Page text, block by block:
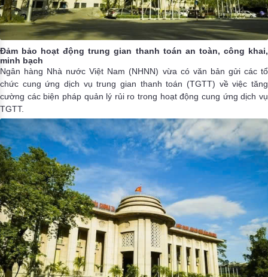
Đảm bảo hoạt động trung gian thanh toán an toàn, công khai,
minh bạch
Ngân hàng Nhà nước Việt Nam (NHNN) vừa có văn bản gửi các tổ
chức cung ứng dịch vụ trung gian thanh toán (TGTT) về việc tăng
cường các biện pháp quản lý rủi ro trong hoạt động cung ứng dịch vụ
TGTT.